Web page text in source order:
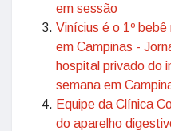
em sessão
Vinícius é o 1º
em Campinas -
hospital privado do
semana em
Equipe da Clínica
do aparelho